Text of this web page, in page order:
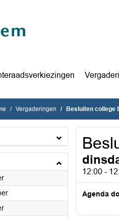
Vergaderingen Besluiten college
2025
2025
2025
12:00 -
Agenda